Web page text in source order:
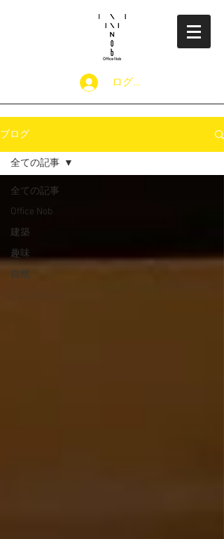
​Office Nob
ログイン
ブログ
全ての記事
Office Nob
建築
趣味
自然
全ての記事